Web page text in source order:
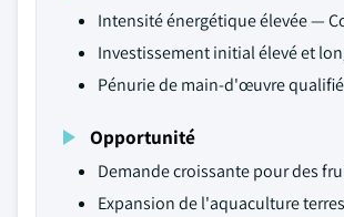
Intensité énergétique élevée —
Investissement initial élevé et
Pénurie de main-d'œuvre
Opportunité
Demande croissante pour des
Expansion de l'aquaculture